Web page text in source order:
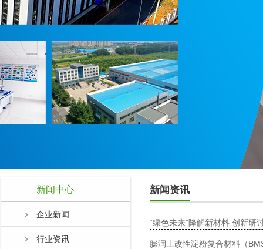
新闻中心
企业新闻
行业资讯
新闻资讯
“绿色未来”降解新材料 创新研
膨润土改性淀粉复合材料（